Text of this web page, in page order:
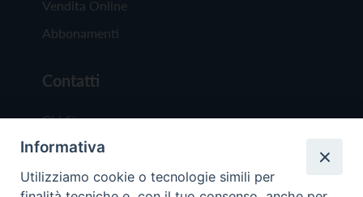
Vendita Online
Abbonamenti
Contatti
Chi Siamo
Redazione
Scrivici
Informativa
Utilizziamo cookie o tecnologie simili per